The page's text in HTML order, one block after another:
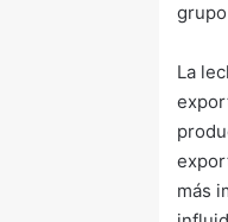
La
más